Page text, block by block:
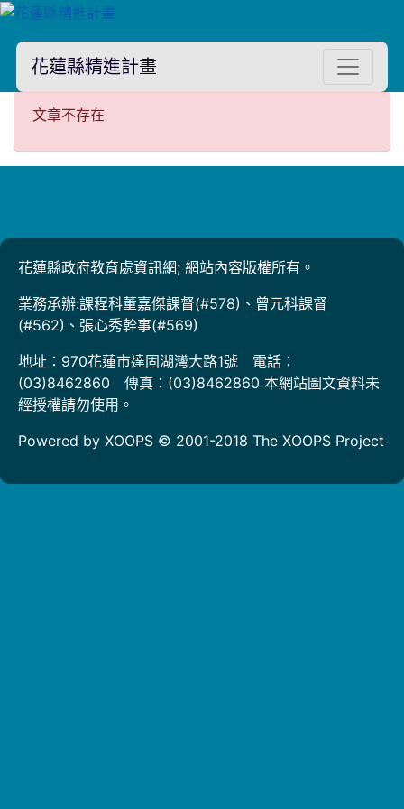
花蓮縣精進計畫
文章不存在
文章不存在
花蓮縣政府教育處資訊網; 網站內容版權所有。
業務承辦:課程科董嘉傑課督(#578)、曾元科課督
(#562)、張心秀幹事(#569)
地址：970花蓮市達固湖灣大路1號 電話：
(03)8462860 傳真：(03)8462860 本網站圖文資料未
經授權請勿使用。
Powered by XOOPS © 2001-2018 The XOOPS Project